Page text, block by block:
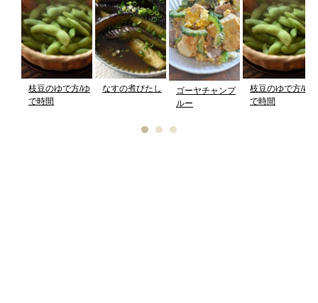
枝豆のゆで方/ゆ
で時間
なすの煮びたし
ゴーヤチャンプ
ルー
枝豆のゆで方/ゆ
で時間